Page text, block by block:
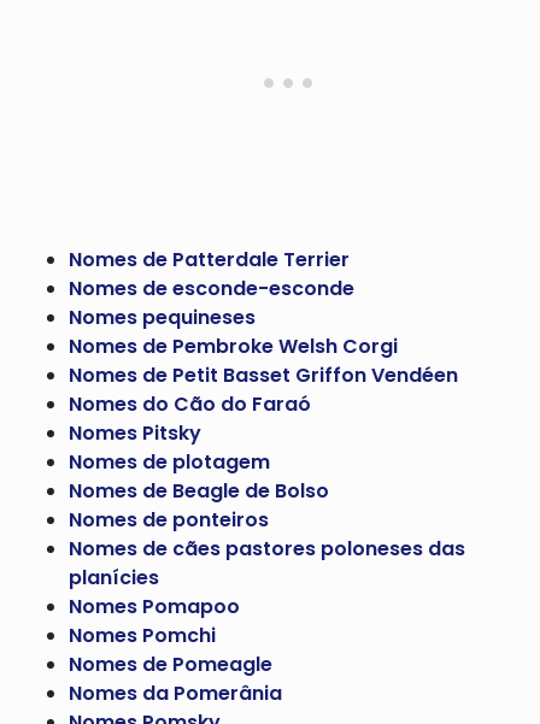
Nomes de Patterdale Terrier
Nomes de esconde-esconde
Nomes pequineses
Nomes de Pembroke Welsh Corgi
Nomes de Petit Basset Griffon Vendéen
Nomes do Cão do Faraó
Nomes Pitsky
Nomes de plotagem
Nomes de Beagle de Bolso
Nomes de ponteiros
Nomes de cães pastores poloneses das
planícies
Nomes Pomapoo
Nomes Pomchi
Nomes de Pomeagle
Nomes da Pomerânia